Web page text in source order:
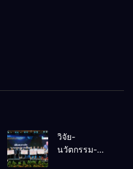
วิจัย-
นวัตกรรม-